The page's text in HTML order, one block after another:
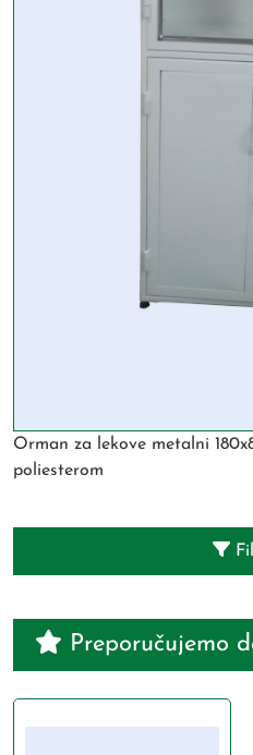
Orman za lekove metalni
poliesterom
Preporučujemo